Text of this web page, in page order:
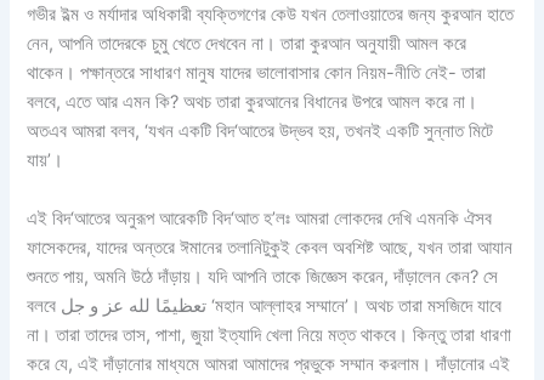
গভীর ইল্ম ও মর্যাদার অধিকারী ব্যক্তিগণের কেউ যখন তেলাওয়াতের জন্য কুরআন হাতে
নেন, আপনি তাদেরকে চুমু খেতে দেখবেন না। তারা কুরআন অনুযায়ী আমল করে
থাকেন। পক্ষান্তরে সাধারণ মানুষ যাদের ভালোবাসার কোন নিয়ম-নীতি নেই- তারা
বলবে, এতে আর এমন কি? অথচ তারা কুরআনের বিধানের উপরে আমল করে না।
অতএব আমরা বলব, ‘যখন একটি বিদ‘আতের উদ্ভব হয়, তখনই একটি সুন্নাত মিটে
যায়’।
এই বিদ‘আতের অনুরূপ আরেকটি বিদ‘আত হ’লঃ আমরা লোকদের দেখি এমনকি ঐসব
ফাসেকদের, যাদের অন্তরে ঈমানের তলানিটুকুই কেবল অবশিষ্ট আছে, যখন তারা আযান
শুনতে পায়, অমনি উঠে দাঁড়ায়। যদি আপনি তাকে জিজ্ঞেস করেন, দাঁড়ালেন কেন? সে
বলবে تعظيمًا لله عز و جل ‘মহান আল্লাহর সম্মানে’। অথচ তারা মসজিদে যাবে
না। তারা তাদের তাস, পাশা, জুয়া ইত্যাদি খেলা নিয়ে মত্ত থাকবে। কিন্তু তারা ধারণা
করে যে, এই দাঁড়ানোর মাধ্যমে আমরা আমাদের প্রভুকে সম্মান করলাম। দাঁড়ানোর এই